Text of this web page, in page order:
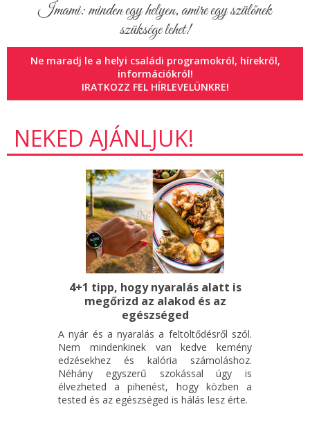
Imami: minden egy helyen, amire egy szülőnek
szüksége lehet!
Ne maradj le a helyi családi programokról, hírekről,
információkról!
IRATKOZZ FEL HÍRLEVELÜNKRE!
NEKED AJÁNLJUK!
4+1 tipp, hogy nyaralás alatt is
megőrizd az alakod és az
egészséged
A nyár és a nyaralás a feltöltődésről szól.
Nem mindenkinek van kedve kemény
edzésekhez és kalória számoláshoz.
Néhány egyszerű szokással úgy is
élvezheted a pihenést, hogy közben a
tested és az egészséged is hálás lesz érte.